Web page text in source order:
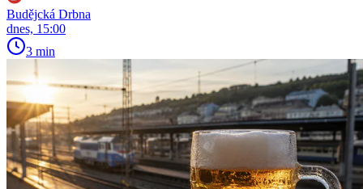
Budějcká Drbna
dnes, 15:00
3 min